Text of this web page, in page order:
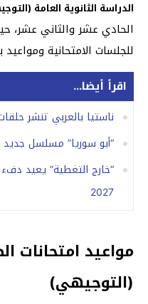
الدراسة الثانوية العامة
الحادي عشر والثاني عشر،
للجلسات الامتحانية ومواعيد
اقرأ أيضا...
ناستيا بالعربي تنشر
“أبو سوريا” مسلسل
“خارج التغطية” يعيد
2027
مواعيد امتحانات
(التوجيهي)